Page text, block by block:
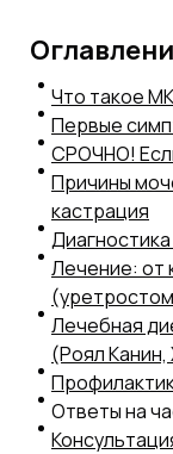
Что такое
Первые
СРОЧНО!
Причины
кастрация
Лечение: от
Лечебная
(Роял Канин,
Ответы на